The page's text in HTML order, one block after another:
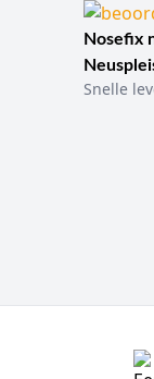
zijn
huid vóór
prep pads
Nosefix
Snelle